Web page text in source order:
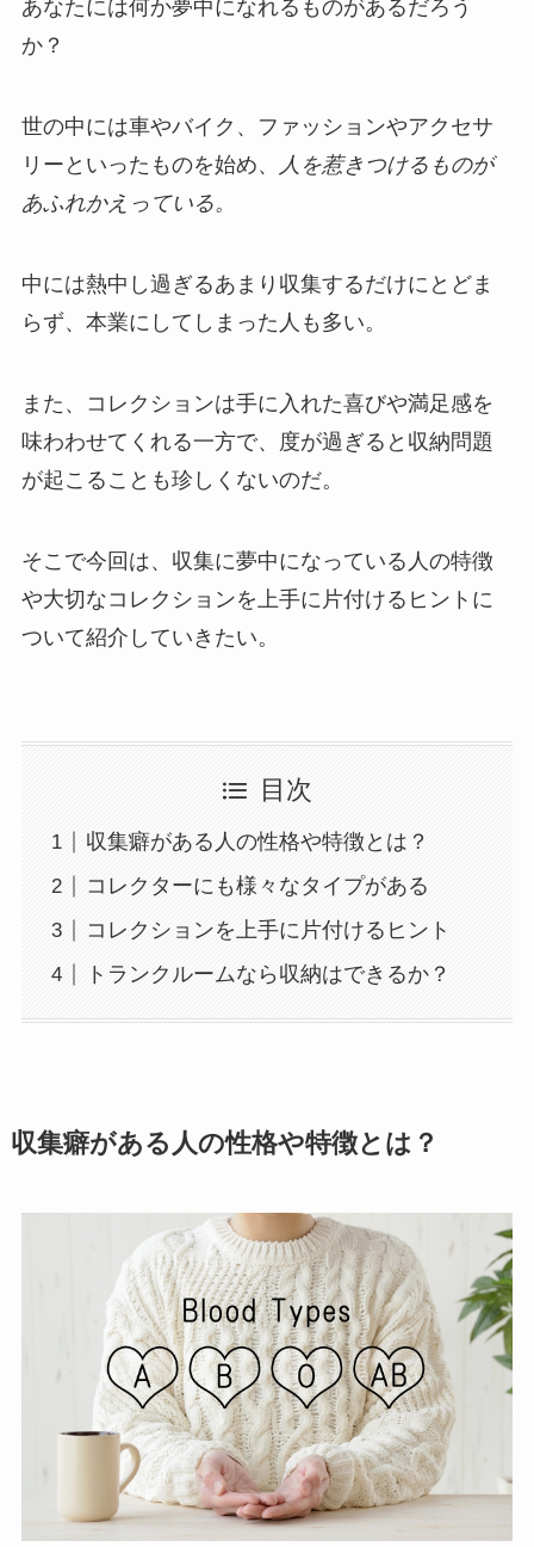
あなたには何か夢中になれるものがあるだろう
か？
世の中には車やバイク、ファッションやアクセサ
リーといったものを始め、
人を惹きつけるものが
あふれかえっている。
中には熱中し過ぎるあまり収集するだけにとどま
らず、本業にしてしまった人も多い。
また、コレクションは手に入れた喜びや満足感を
味わわせてくれる一方で、度が過ぎると収納問題
が起こることも珍しくないのだ。
そこで今回は、収集に夢中になっている人の特徴
や大切なコレクションを上手に片付けるヒントに
ついて紹介していきたい。
目次
収集癖がある人の性格や特徴とは？
コレクターにも様々なタイプがある
コレクションを上手に片付けるヒント
トランクルームなら収納はできるか？
収集癖がある人の性格や特徴とは？